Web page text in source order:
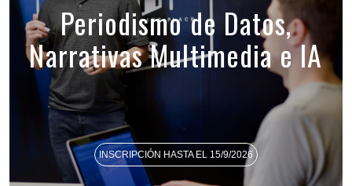
Periodismo de Datos,
Narrativas Multimedia e IA
INSCRIPCIÓN HASTA EL 15/9/2026